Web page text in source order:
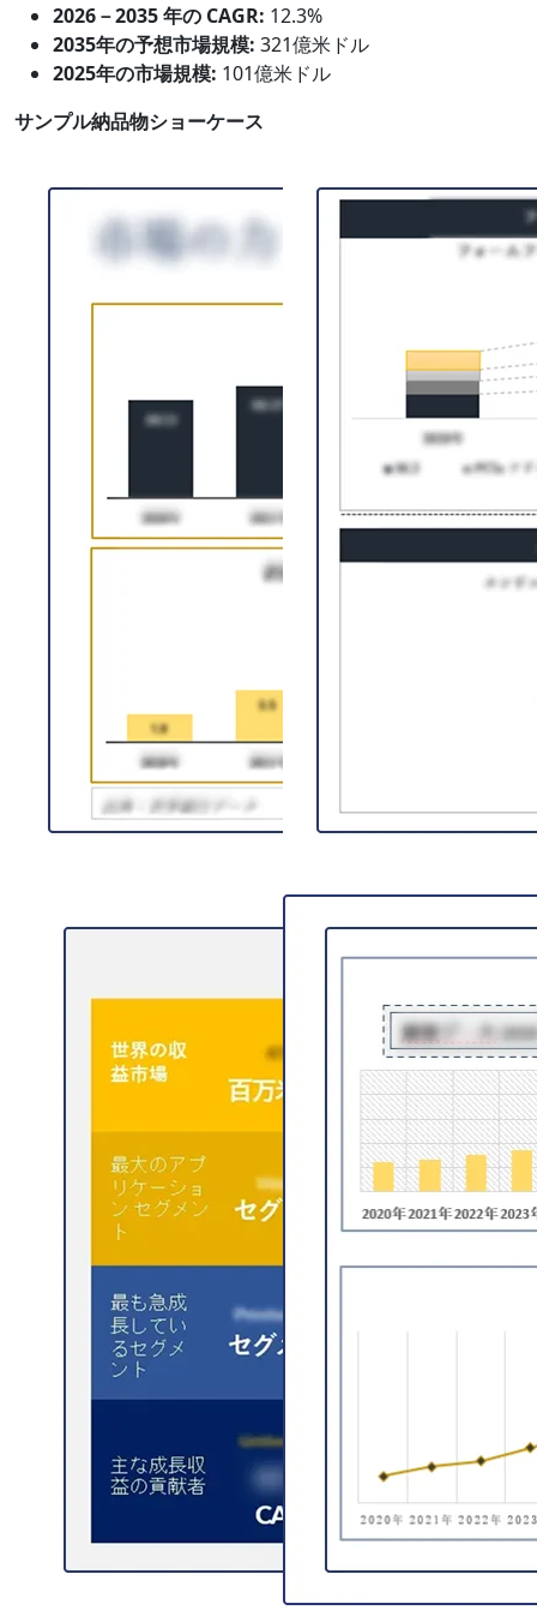
2026－2035 年の CAGR: 12.3%
2035年の予想市場規模: 321億米ドル
2025年の市場規模: 101億米ドル
サンプル納品物ショーケース